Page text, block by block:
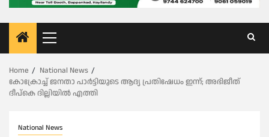
Primary
Menu
Home
National News
കോക്രോച്ച് ജനതാ പാർട്ടിയുടെ ആദ്യ പ്രതിഷേധം ഇന്ന്; അഭിജീത്
ദീപ്കെ ദില്ലിയിൽ എത്തി
National News